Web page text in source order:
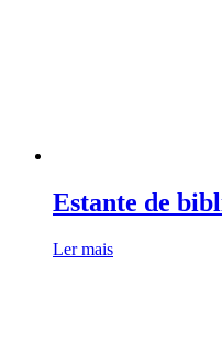
Estante de
Ler mais